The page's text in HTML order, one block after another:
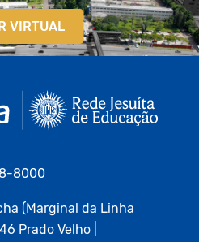
VIRTUAL
8000
(Marginal da Linha
Prado Velho |